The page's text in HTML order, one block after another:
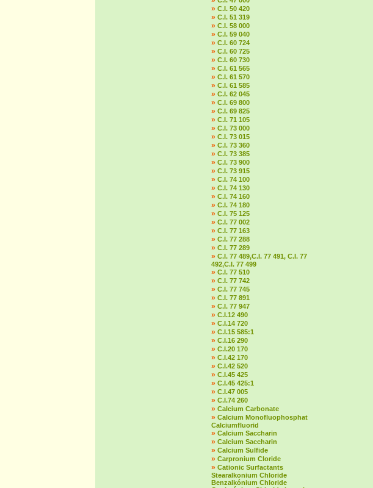
» C.I. 50 420
» C.I. 51 319
» C.I. 58 000
» C.I. 59 040
» C.I. 60 724
» C.I. 60 725
» C.I. 60 730
» C.I. 61 565
» C.I. 61 570
» C.I. 61 585
» C.I. 62 045
» C.I. 69 800
» C.I. 69 825
» C.I. 71 105
» C.I. 73 000
» C.I. 73 015
» C.I. 73 360
» C.I. 73 385
» C.I. 73 900
» C.I. 73 915
» C.I. 74 100
» C.I. 74 130
» C.I. 74 160
» C.I. 74 180
» C.I. 75 125
» C.I. 77 002
» C.I. 77 163
» C.I. 77 288
» C.I. 77 289
» C.I. 77 489,C.I. 77 491, C.I. 77
492,C.I. 77 499
» C.I. 77 510
» C.I. 77 742
» C.I. 77 745
» C.I. 77 891
» C.I. 77 947
» C.I.12 490
» C.I.14 720
» C.I.15 585:1
» C.I.16 290
» C.I.20 170
» C.I.42 170
» C.I.42 520
» C.I.45 425
» C.I.45 425:1
» C.I.47 005
» C.I.74 260
» Calcium Carbonate
» Calcium Monofluophosphat
Calciumfluorid
» Calcium Saccharin
» Calcium Saccharin
» Calcium Sulfide
» Carpronium Cloride
» Cationic Surfactants
Stearalkonium Chloride
Benzalkónium Chloride